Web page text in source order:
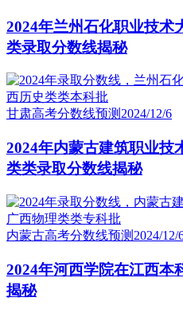
2024年兰州石化职业技术
类录取分数线揭秘
甘肃高考分数线预测2024/12/6
2024年内蒙古建筑职业技
类类录取分数线揭秘
内蒙古高考分数线预测 2024/12/
2024年河西学院在江西本
揭秘